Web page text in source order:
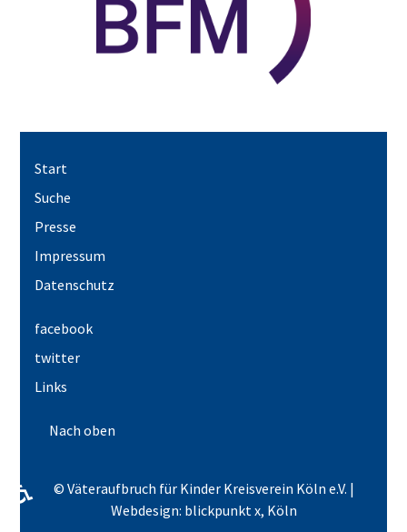
Start
Suche
Presse
Impressum
Datenschutz
facebook
twitter
Links
Nach oben
© Väteraufbruch für Kinder Kreisverein Köln e.V. |
Webdesign: blickpunkt x, Köln